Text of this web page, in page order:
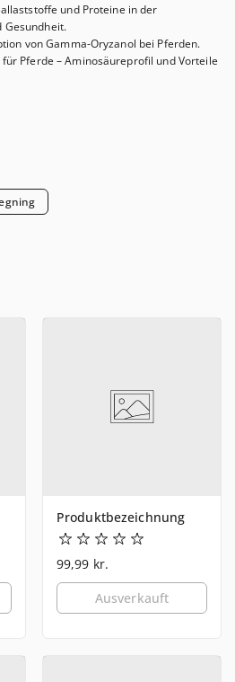
und Proteine ​​in der
Gesundheit.
von Gamma-Oryzanol bei Pferden.
Pferde – Aminosäureprofil und Vorteile
Produktbezeichnung
99,99 kr.
Ausverkauft